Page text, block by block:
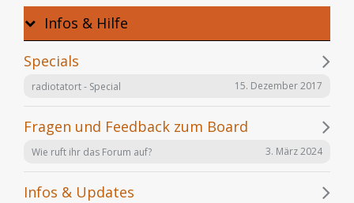
Infos & Hilfe
Specials
radiotatort - Special 15. Dezember 2017
Fragen und Feedback zum Board
Wie ruft ihr das Forum auf? 3. März 2024
Infos & Updates